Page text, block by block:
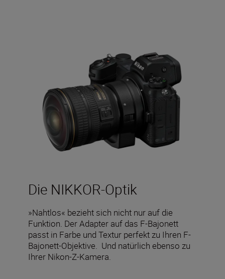
Die NIKKOR-Optik
»Nahtlos« bezieht sich nicht nur auf die
Funktion. Der Adapter auf das F-Bajonett
passt in Farbe und Textur perfekt zu Ihren F-
Bajonett-Objektive. Und natürlich ebenso zu
Ihrer Nikon-Z-Kamera.